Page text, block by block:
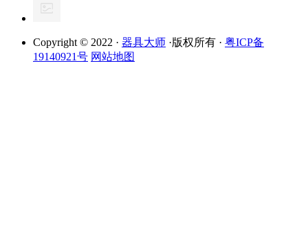
Copyright © 2022 · 器具大师 ·版权所有 · 粤ICP备
19140921号 网站地图